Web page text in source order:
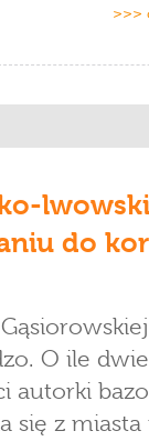
>>>
do
O ile dwie
autorki
się z miasta